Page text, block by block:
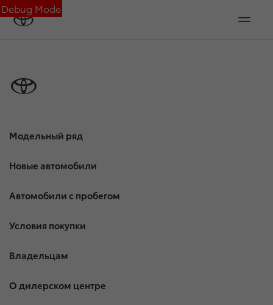
Debug Mode
Модельный ряд
Новые автомобили
Автомобили с пробегом
Условия покупки
Владельцам
О дилерском центре